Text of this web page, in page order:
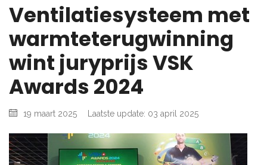
Ventilatiesysteem met
warmteterugwinning
wint juryprijs VSK
Awards 2024
19 maart 2025 Laatste update: 03 april 2025